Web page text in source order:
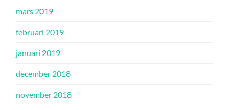
mars 2019
februari 2019
januari 2019
december 2018
november 2018